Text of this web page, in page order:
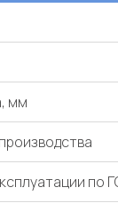
мм
по